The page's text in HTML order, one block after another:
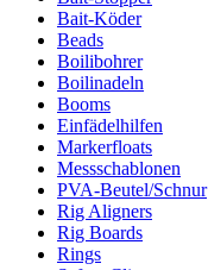
Bait-Köder
Beads
Boilibohrer
Boilinadeln
Booms
Einfädelhilfen
Markerfloats
Messschablonen
PVA-Beutel/Schnur
Rig Aligners
Rig Boards
Rings